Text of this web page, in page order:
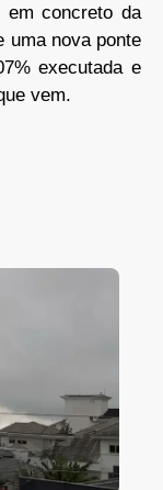
em concreto da
uma nova ponte
executada e
vem.